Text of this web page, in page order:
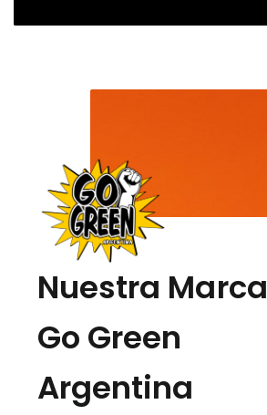
Nuestra Marca
Go Green
Argentina